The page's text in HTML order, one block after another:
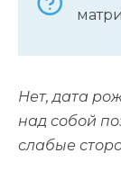
Нет, дата
над собой
слабые